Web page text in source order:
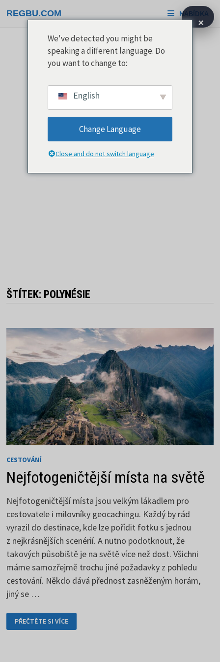
na
REGBU.COM NABÍDKA
ŠTÍTEK: POLYNÉSIE
CESTOVÁNÍ
Nejfotogeničtější místa na světě
Nejfotogeničtější místa jsou velkým lákadlem pro
cestovatele i milovníky geocachingu. Každý by rád
vyrazil do destinace, kde lze pořídit fotku s jednou
z nejkrásnějších scenérií. A nutno podotknout, že
takových působiště je na světě více než dost. Všichni
máme samozřejmě trochu jiné požadavky z pohledu
cestování. Někdo dává přednost zasněženým horám,
jiný se …
NEJFOTOGENIČTĚJŠÍ
MÍSTA
NA
PŘEČTĚTE SI VÍCE
×
We've detected you might be
speaking a different language. Do
you want to change to:
English
Change Language
Close and do not switch language